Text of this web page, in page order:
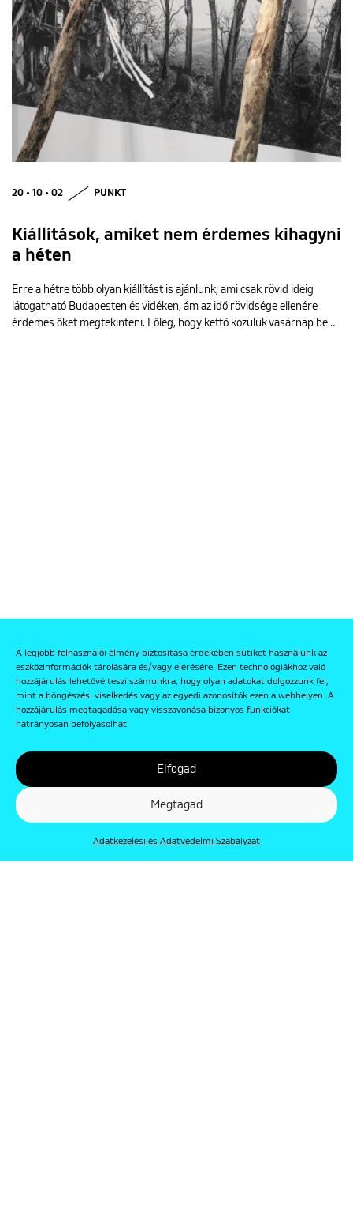
A legjobb felhasználói élmény biztosítása érdekében sütiket használunk az
eszközinformációk tárolására és/vagy elérésére. Ezen technológiákhoz való
hozzájárulás lehetővé teszi számunkra, hogy olyan adatokat dolgozzunk fel,
mint a böngészési viselkedés vagy az egyedi azonosítók ezen a webhelyen. A
hozzájárulás megtagadása vagy visszavonása bizonyos funkciókat
hátrányosan befolyásolhat.
Elfogad
Megtagad
Adatkezelési és Adatvédelmi Szabályzat
20 • 10 • 02 PUNKT
Kiállítások, amiket nem érdemes kihagyni
a héten
Erre a hétre több olyan kiállítást is ajánlunk, ami csak rövid ideig
látogatható Budapesten és vidéken, ám az idő rövidsége ellenére
érdemes őket megtekinteni. Főleg, hogy kettő közülük vasárnap be…